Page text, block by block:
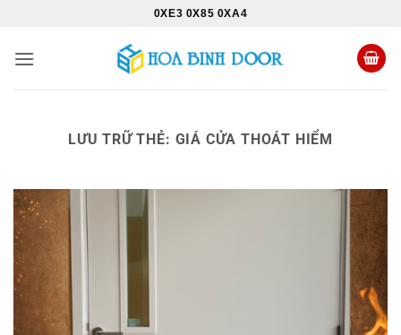
nội
0XE3 0X85 0XA4
LƯU TRỮ THẺ: GIÁ CỬA THOÁT HIỂM